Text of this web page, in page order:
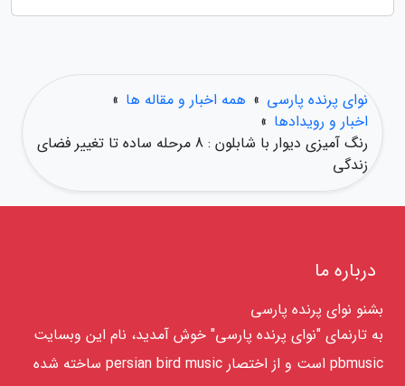
نوای پرنده پارسی » همه اخبار و مقاله ها »
اخبار و رویدادها »
رنگ آمیزی دیوار با شابلون : 8 مرحله ساده تا تغییر فضای
زندگی
درباره ما
بشنو نوای پرنده پارسی
به تارنمای "نوای پرنده پارسی" خوش آمدید، نام این وبسایت
pbmusic است و از اختصار persian bird music ساخته شده